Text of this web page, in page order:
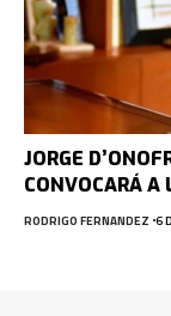
JORGE
CONVOCARÁ A
RODRIGO FERNANDEZ 6